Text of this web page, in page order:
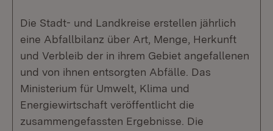
Die Stadt- und Landkreise erstellen jährlich
eine Abfallbilanz über Art, Menge, Herkunft
und Verbleib der in ihrem Gebiet angefallenen
und von ihnen entsorgten Abfälle. Das
Ministerium für Umwelt, Klima und
Energiewirtschaft veröffentlicht die
zusammengefassten Ergebnisse. Die